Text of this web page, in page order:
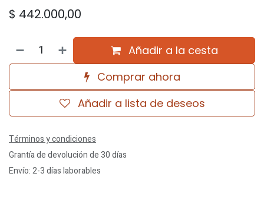
$ 442.000,00
Añadir a la cesta
Comprar ahora
Añadir a lista de deseos
Términos y condiciones
Grantía de devolución de 30 días
Envío: 2-3 días laborables